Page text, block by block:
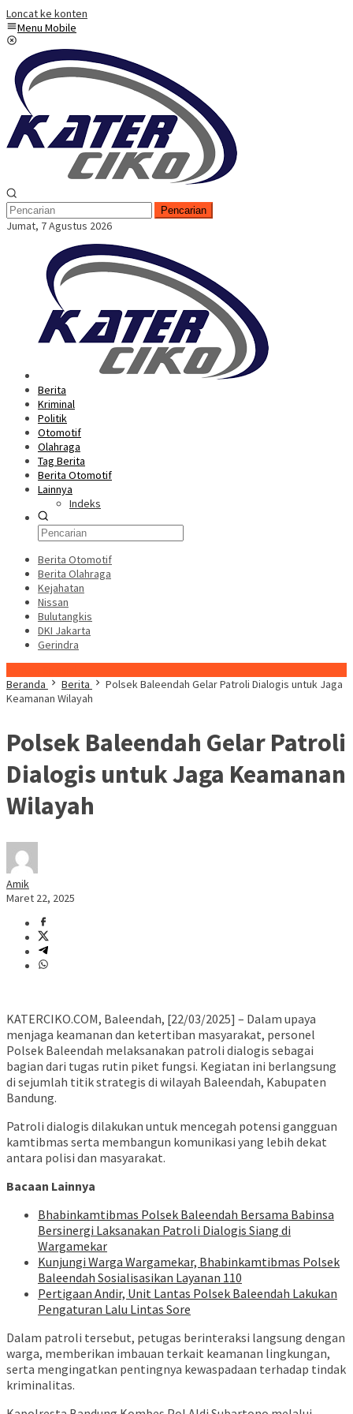
Loncat ke konten
Menu Mobile
Pencarian
Jumat, 7 Agustus 2026
Berita
Kriminal
Politik
Otomotif
Olahraga
Tag Berita
Berita Otomotif
Lainnya
Indeks
Berita Otomotif
Berita Olahraga
Kejahatan
Nissan
Bulutangkis
DKI Jakarta
Gerindra
Beranda
Berita
Polsek Baleendah Gelar Patroli Dialogis untuk Jaga
Keamanan Wilayah
Polsek Baleendah Gelar Patroli
Dialogis untuk Jaga Keamanan
Wilayah
Amik
Maret 22, 2025
KATERCIKO.COM, Baleendah, [22/03/2025] – Dalam upaya
menjaga keamanan dan ketertiban masyarakat, personel
Polsek Baleendah melaksanakan patroli dialogis sebagai
bagian dari tugas rutin piket fungsi. Kegiatan ini berlangsung
di sejumlah titik strategis di wilayah Baleendah, Kabupaten
Bandung.
Patroli dialogis dilakukan untuk mencegah potensi gangguan
kamtibmas serta membangun komunikasi yang lebih dekat
antara polisi dan masyarakat.
Bacaan Lainnya
Bhabinkamtibmas Polsek Baleendah Bersama Babinsa
Bersinergi Laksanakan Patroli Dialogis Siang di
Wargamekar
Kunjungi Warga Wargamekar, Bhabinkamtibmas Polsek
Baleendah Sosialisasikan Layanan 110
Pertigaan Andir, Unit Lantas Polsek Baleendah Lakukan
Pengaturan Lalu Lintas Sore
Dalam patroli tersebut, petugas berinteraksi langsung dengan
warga, memberikan imbauan terkait keamanan lingkungan,
serta mengingatkan pentingnya kewaspadaan terhadap tindak
kriminalitas.